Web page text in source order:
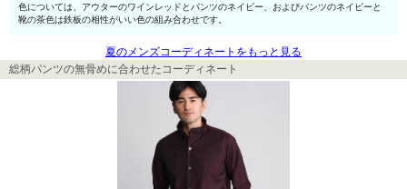
色については、アウターのワインレッドとパンツのネイビー、およびパンツのネイビーと
靴の茶色は鉄板の相性がいい色の組み合わせです。
夏のメンズコーディネートをもっと見る
総柄パンツの無骨めに合わせたコーディネート